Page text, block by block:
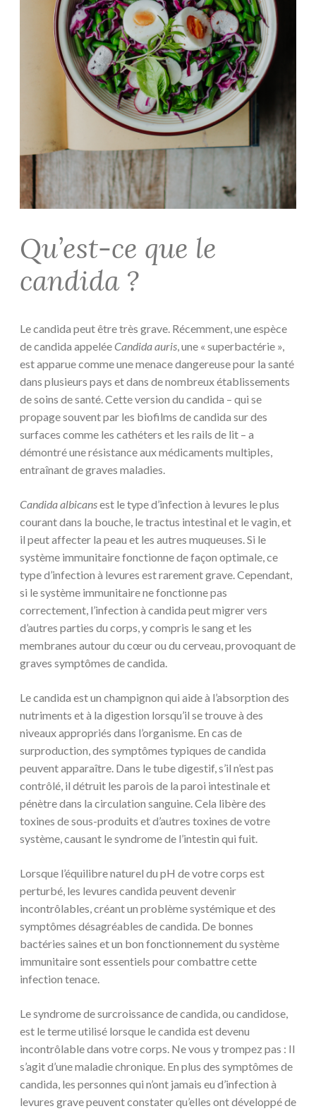
Qu’est-ce que le
candida ?
Le candida peut être très grave. Récemment, une espèce
de candida appeléeCandida auris, une « superbactérie »,
est apparue comme une menace dangereuse pour la santé
dans plusieurs pays et dans de nombreux établissements
de soins de santé. Cette version du candida – qui se
propage souvent par les biofilms de candida sur des
surfaces comme les cathéters et les rails de lit – a
démontré une résistance aux médicaments multiples,
entraînant de graves maladies.
Candida albicansest le type d’infection à levures le plus
courant dans la bouche, le tractus intestinal et le vagin, et
il peut affecter la peau et les autres muqueuses. Si le
système immunitaire fonctionne de façon optimale, ce
type d’infection à levures est rarement grave. Cependant,
si le système immunitaire ne fonctionne pas
correctement, l’infection à candida peut migrer vers
d’autres parties du corps, y compris le sang et les
membranes autour du cœur ou du cerveau, provoquant de
graves symptômes de candida.
Le candida est un champignon qui aide à l’absorption des
nutriments et à la digestion lorsqu’il se trouve à des
niveaux appropriés dans l’organisme. En cas de
surproduction, des symptômes typiques de candida
peuvent apparaître. Dans le tube digestif, s’il n’est pas
contrôlé, il détruit les parois de la paroi intestinale et
pénètre dans la circulation sanguine. Cela libère des
toxines de sous-produits et d’autres toxines de votre
système, causant le syndrome de l’intestin qui fuit.
Lorsque l’équilibre naturel du pH de votre corps est
perturbé, les levures candida peuvent devenir
incontrôlables, créant un problème systémique et des
symptômes désagréables de candida. De bonnes
bactéries saines et un bon fonctionnement du système
immunitaire sont essentiels pour combattre cette
infection tenace.
Le syndrome de surcroissance de candida, ou candidose,
est le terme utilisé lorsque le candida est devenu
incontrôlable dans votre corps. Ne vous y trompez pas : Il
s’agit d’une maladie chronique. En plus des symptômes de
candida, les personnes qui n’ont jamais eu d’infection à
levures grave peuvent constater qu’elles ont développé de